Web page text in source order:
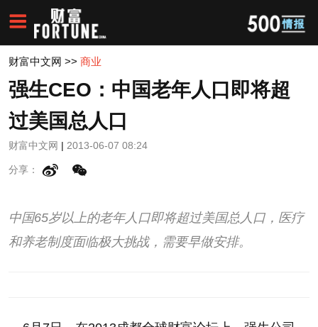
财富中文网 >> 商业
强生CEO：中国老年人口即将超
过美国总人口
财富中文网 | 2013-06-07 08:24
分享：
中国65岁以上的老年人口即将超过美国总人口，医疗
和养老制度面临极大挑战，需要早做安排。